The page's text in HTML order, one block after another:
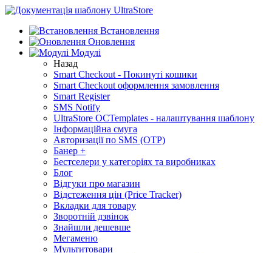
Встановлення
Оновлення
Модулі
Назад
Smart Checkout - Покинуті кошики
Smart Checkout оформлення замовлення
Smart Register
SMS Notify
UltraStore OCTemplates - налаштування шаблону
Інформаційна смуга
Авторизації по SMS (OTP)
Банер +
Бестселери у категоріях та виробниках
Блог
Відгуки про магазин
Відстеження цін (Price Tracker)
Вкладки для товару
Зворотній дзвінок
Знайшли дешевше
Мегаменю
Мультитовари